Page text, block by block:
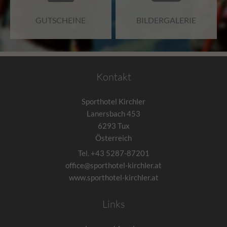
GUTSCHEINE BILDERGALERIE
Kontakt
Sporthotel Kirchler
Lanersbach 453
6293 Tux
Österreich
Tel. +43 5287-87201
office@sporthotel-kirchler.at
www.sporthotel-kirchler.at
Links
Zweck
Datenschutzbestimmungen von Google
https://policies.google.com/privacy.
Gesammelte nicht personenbezogene
Daten werden verwendet, um Berichte
verbessern. Diese Informationen werden
weitergegeben.